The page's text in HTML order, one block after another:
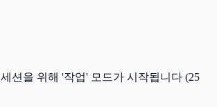
션을 위해 '작업' 모드가 시작됩니다 (25